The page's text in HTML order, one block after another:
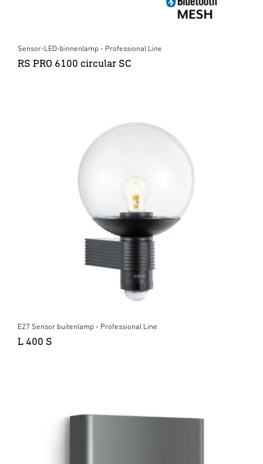
Sensor-LED-binnenlamp - Professional Line
RS PRO 6100 circular SC
E27 Sensor buitenlamp - Professional Line
L 400 S